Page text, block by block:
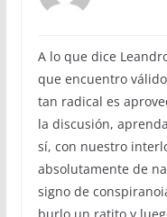
A lo que dice
que encuentro
tan radical es
la discusión,
sí, con nuestro
absolutamente de
signo de
burlo un ratito y